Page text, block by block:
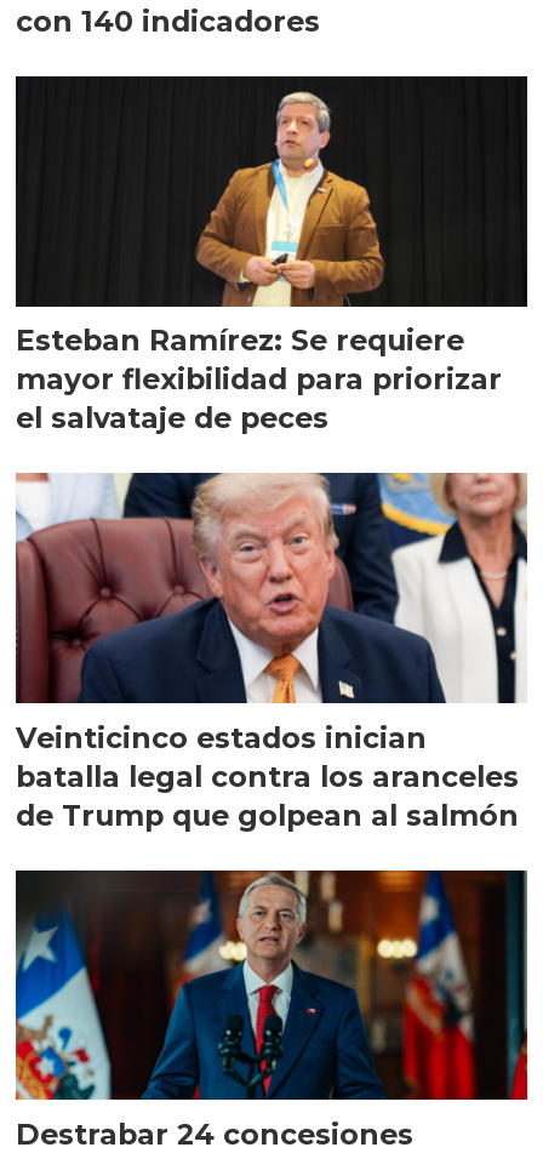
con 140 indicadores
Esteban Ramírez: Se requiere
mayor flexibilidad para priorizar
el salvataje de peces
Veinticinco estados inician
batalla legal contra los aranceles
de Trump que golpean al salmón
Destrabar 24 concesiones